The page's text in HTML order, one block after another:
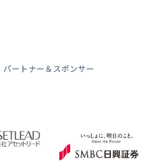
パートナー＆スポンサー